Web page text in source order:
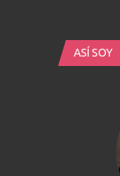
ASÍ SOY